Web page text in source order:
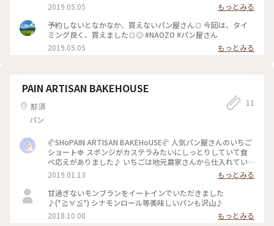
2019.05.05
もっとみる
予約しないとなかなか、買えないパン屋さん🍞 今回は、タイ
ミング良く、買えました🍞😊 #NAOZO #パン屋さん
2019.05.05
もっとみる
PAIN ARTISAN BAKEHOUSE
那須
パン
11
🥐SHoPAIN ARTISAN BAKEHoUSE🥐 人気パン屋さんのいちご
ショート🍓 スポンジがカステラみたいにしっとりしていて食
べ応えがありました♪ いちごは地元農家さんから仕入れてい
るようです👨‍🌾 今回はテイクアウトしておうちカフェ☕️ 店内
でも頂けますよ。 コーヒーのテイクアウトもOK！ チーズケー
キ、キャロットケーキ、ドーナツやスコーンなど🍩もありま
す。 パンも種類豊富で、とても美味しいんです♡ 夕方になる
と品数が減ってしまうので午前中に行くのがおススメです☺︎
駐車場完備です🚗 むしろ駅からは遠い。。 #わたしの街 #手み
2019.01.13
もっとみる
甘過ぎないモンブランをイートインでいただきました
♪(*≧∀≦*) シナモンロール等美味しいパンも沢山♪
2018.10.08
もっとみる